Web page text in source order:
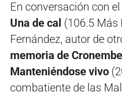
En conversación con
Una de cal (106.5 Más
Fernández, autor de
memoria de
Manteniéndose vivo
combatiente de las